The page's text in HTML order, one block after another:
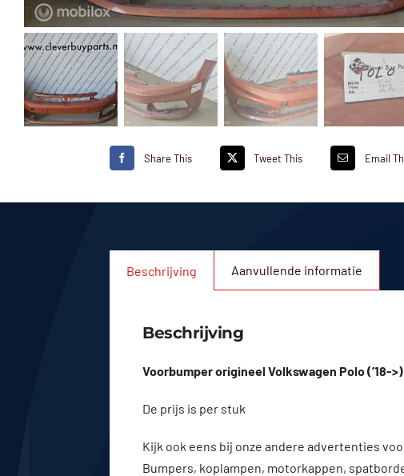
Share This Tweet This Email
Beschrijving Aanvullende informatie
Beschrijving
Voorbumper origineel Volkswagen Polo (’18-
De prijs is per stuk
Kijk ook eens bij onze andere advertenties
Bumpers, koplampen, motorkappen,